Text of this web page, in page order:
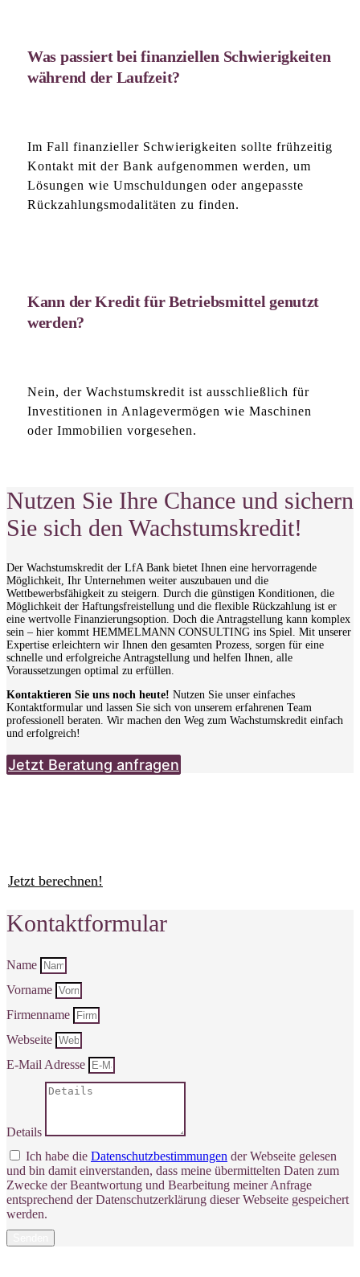
Was passiert bei finanziellen Schwierigkeiten
während der Laufzeit?
Im Fall finanzieller Schwierigkeiten sollte frühzeitig
Kontakt mit der Bank aufgenommen werden, um
Lösungen wie Umschuldungen oder angepasste
Rückzahlungsmodalitäten zu finden.
Kann der Kredit für Betriebsmittel genutzt
werden?
Nein, der Wachstumskredit ist ausschließlich für
Investitionen in Anlagevermögen wie Maschinen
oder Immobilien vorgesehen.
Nutzen Sie Ihre Chance und sichern
Sie sich den Wachstumskredit!
Der Wachstumskredit der LfA Bank bietet Ihnen eine hervorragende
Möglichkeit, Ihr Unternehmen weiter auszubauen und die
Wettbewerbsfähigkeit zu steigern. Durch die günstigen Konditionen, die
Möglichkeit der Haftungsfreistellung und die flexible Rückzahlung ist er
eine wertvolle Finanzierungsoption. Doch die Antragstellung kann komplex
sein – hier kommt HEMMELMANN CONSULTING ins Spiel. Mit unserer
Expertise erleichtern wir Ihnen den gesamten Prozess, sorgen für eine
schnelle und erfolgreiche Antragstellung und helfen Ihnen, alle
Voraussetzungen optimal zu erfüllen.
Kontaktieren Sie uns noch heute! Nutzen Sie unser einfaches
Kontaktformular und lassen Sie sich von unserem erfahrenen Team
professionell beraten. Wir machen den Weg zum Wachstumskredit einfach
und erfolgreich!
Jetzt Beratung anfragen
Jetzt berechnen!
Kontaktformular
Name
Vorname
Firmenname
Webseite
E-Mail Adresse
Details
Ich habe die Datenschutzbestimmungen der Webseite gelesen
und bin damit einverstanden, dass meine übermittelten Daten zum
Zwecke der Beantwortung und Bearbeitung meiner Anfrage
entsprechend der Datenschutzerklärung dieser Webseite gespeichert
werden.